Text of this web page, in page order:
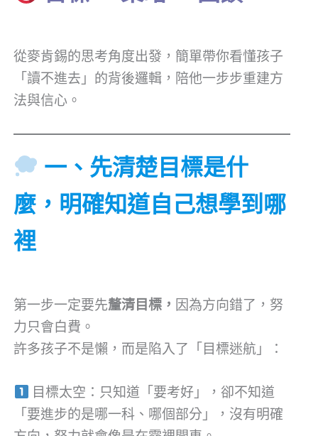
從麥肯錫的思考角度出發，簡單帶你看懂孩子
「讀不進去」的背後邏輯，陪他一步步重建方
法與信心。
一、先清楚目標是什
麼，明確知道自己想學到哪
裡
第一步一定要先釐清目標， 因為方向錯了，努
力只會白費。
許多孩子不是懶，而是陷入了「目標迷航」：
目標太空：只知道「要考好」，卻不知道
「要進步的是哪一科、哪個部分」，沒有明確